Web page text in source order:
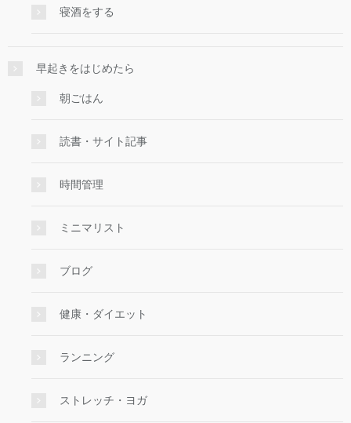
寝酒をする
早起きをはじめたら
朝ごはん
読書・サイト記事
時間管理
ミニマリスト
ブログ
健康・ダイエット
ランニング
ストレッチ・ヨガ